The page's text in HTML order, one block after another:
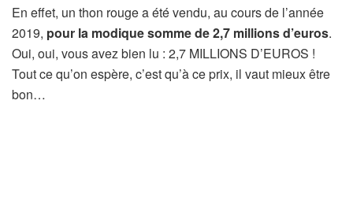
En effet, un thon rouge a été vendu, au cours de l’année
2019, pour la modique somme de 2,7 millions d’euros.
Oui, oui, vous avez bien lu : 2,7 MILLIONS D’EUROS !
Tout ce qu’on espère, c’est qu’à ce prix, il vaut mieux être
bon…